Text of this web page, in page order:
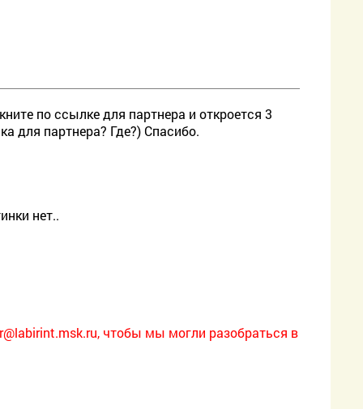
по ссылке для партнера и откроется 3
для партнера? Где?) Спасибо.
нет..
чтобы мы могли разобраться в